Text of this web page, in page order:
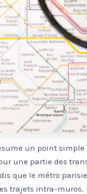
un point simple
une partie des
que le métro
trajets intra-muros.